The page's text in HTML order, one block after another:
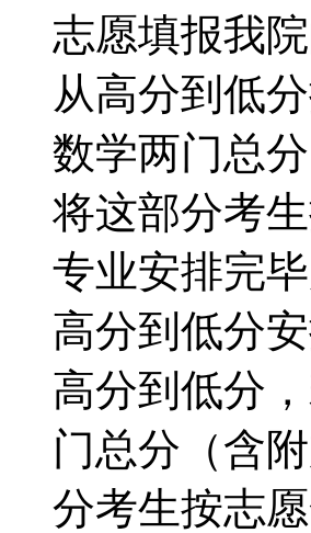
志愿填报我
从高分到低
数学两门总
将这部分考
专业安排完
高分到低分
高分到低分
门总分（含
分考生按志